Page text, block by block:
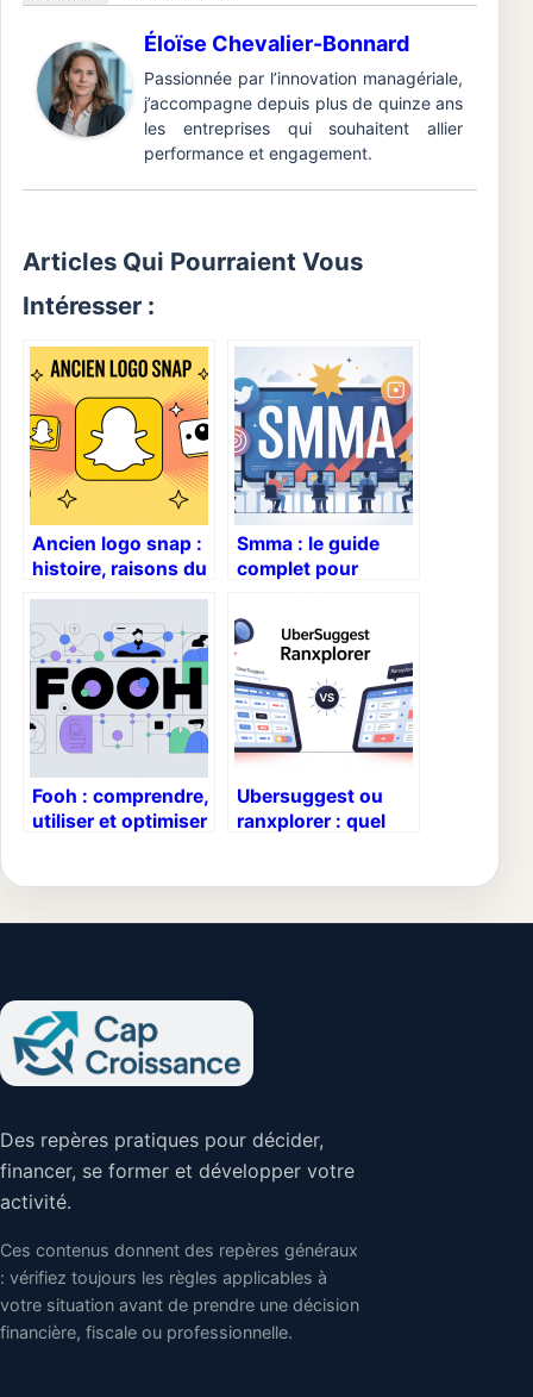
Éloïse Chevalier-Bonnard
Passionnée par l’innovation managériale,
j’accompagne depuis plus de quinze ans
les entreprises qui souhaitent allier
performance et engagement.
Articles Qui Pourraient Vous
Intéresser :
Ancien logo snap :
histoire, raisons du
changement et
images clés
Smma : le guide
complet pour
développer votre
agence
Fooh : comprendre,
utiliser et optimiser
Ubersuggest ou
ranxplorer : quel
Des repères pratiques pour décider,
financer, se former et développer votre
activité.
Ces contenus donnent des repères généraux
: vérifiez toujours les règles applicables à
votre situation avant de prendre une décision
financière, fiscale ou professionnelle.